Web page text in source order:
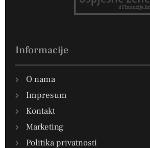
Informacije
O nama
Impresum
Kontakt
Marketing
Politika privatnosti